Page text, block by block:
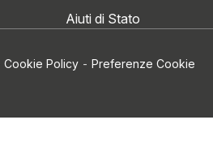
Aiuti di Stato
Preferenze Cookie
-
Cookie Policy